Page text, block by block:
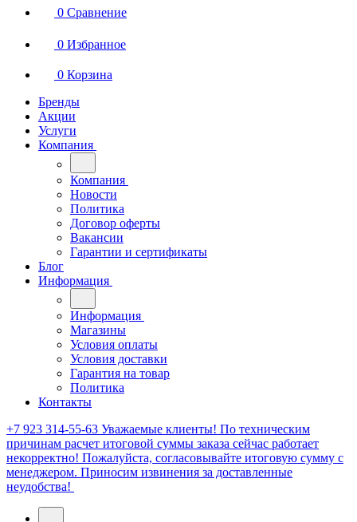
0 Сравнение
0 Избранное
0 Корзина
Бренды
Акции
Услуги
Компания
Компания
Новости
Политика
Договор оферты
Вакансии
Гарантии и сертификаты
Блог
Информация
Информация
Магазины
Условия оплаты
Условия доставки
Гарантия на товар
Политика
Контакты
+7 923 314-55-63 Уважаемые клиенты! По техническим
причинам расчет итоговой суммы заказа сейчас работает
некорректно! Пожалуйста, согласовывайте итоговую сумму с
менеджером. Приносим извинения за доставленные
неудобства!